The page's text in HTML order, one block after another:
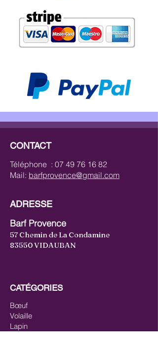
CONTACT
Téléphone : 07 49 76 16 82
Mail: barfprovence@gmail.com
ADRESSE
Barf Provence
57 Chemin de La Condamine
83550 VIDAUBAN
CATÉGORIES
Bœuf
Volaille
Lapin